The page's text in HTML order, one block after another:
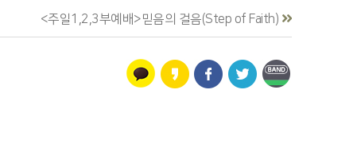
<주일1,2,3부예배>믿음의 걸음(Step of Faith)